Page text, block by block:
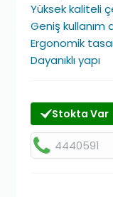
Yüksek kaliteli
Geniş kullanım
Ergonomik
Dayanıklı yapı
Stokta Var
4440591